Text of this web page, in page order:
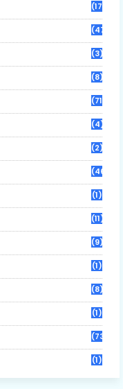
(17)
(470)
(3)
(8)
(71)
(4)
(2)
(46)
(1)
(11)
(9)
(1)
(8)
(1)
(73)
(1)